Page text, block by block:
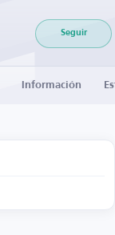
Seguir
Información